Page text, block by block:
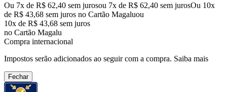
Ou 7x de R$ 62,40 sem jurosou 7x de R$ 62,40 sem jurosOu 10x
de R$ 43,68 sem juros no Cartão Magaluou
10x de R$ 43,68 sem juros
no Cartão Magalu
Compra internacional
Impostos serão adicionados ao seguir com a compra. Saiba mais
Fechar